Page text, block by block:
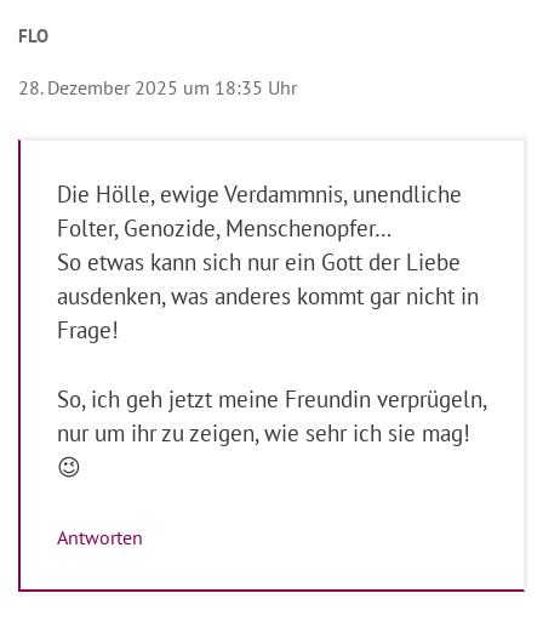
FLO
28. Dezember 2025 um 18:35 Uhr
Die Hölle, ewige Verdammnis, unendliche
Folter, Genozide, Menschenopfer…
So etwas kann sich nur ein Gott der Liebe
ausdenken, was anderes kommt gar nicht in
Frage!
So, ich geh jetzt meine Freundin verprügeln,
nur um ihr zu zeigen, wie sehr ich sie mag!
😉
Antworten